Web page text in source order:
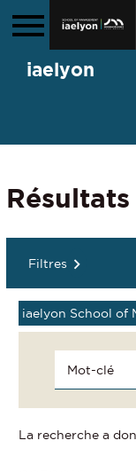
iaelyon
Filtres
iaelyon School of
La recherche a